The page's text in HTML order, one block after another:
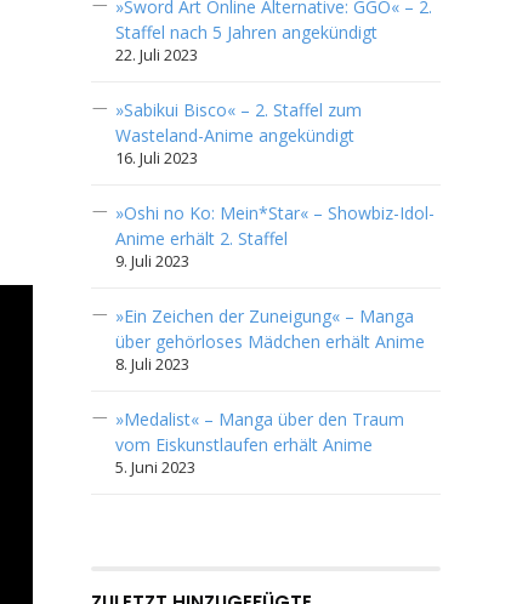
»Sword Art Online Alternative: GGO« – 2.
Staffel nach 5 Jahren angekündigt
22. Juli 2023
»Sabikui Bisco« – 2. Staffel zum
Wasteland-Anime angekündigt
16. Juli 2023
»Oshi no Ko: Mein*Star« – Showbiz-Idol-
Anime erhält 2. Staffel
9. Juli 2023
»Ein Zeichen der Zuneigung« – Manga
über gehörloses Mädchen erhält Anime
8. Juli 2023
»Medalist« – Manga über den Traum
vom Eiskunstlaufen erhält Anime
5. Juni 2023